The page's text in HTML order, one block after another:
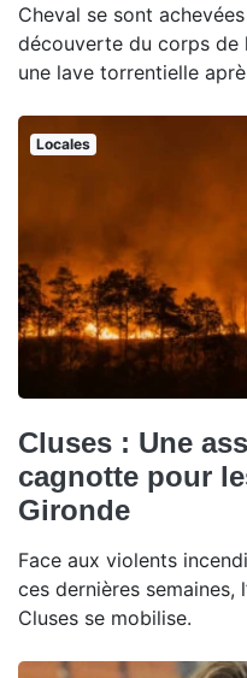
Cheval se sont
découverte du corps de
une lave torrentielle
Locales
Cluses : Une
cagnotte pour
Gironde
Face aux violents
ces dernières semaines,
Cluses se mobilise.